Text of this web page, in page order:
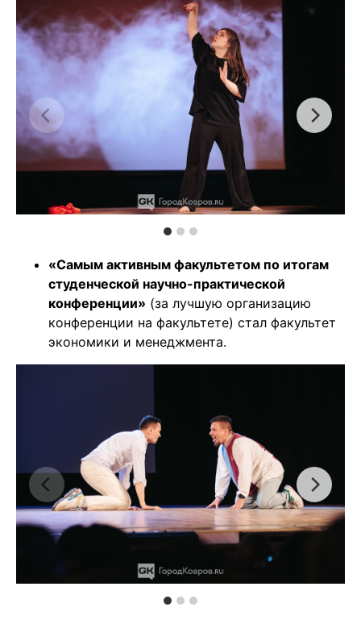
«Самым активным факультетом по итогам
студенческой научно-практической
конференции» (за лучшую организацию
конференции на факультете) стал факультет
экономики и менеджмента.